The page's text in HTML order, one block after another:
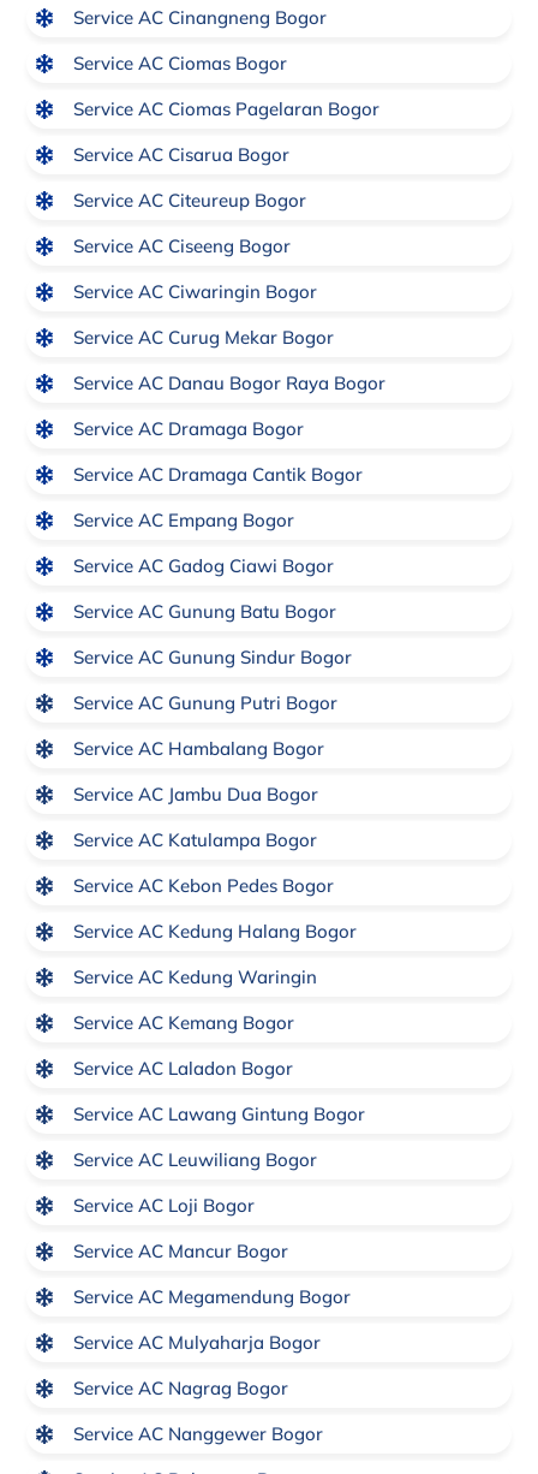
Service AC Cinangneng Bogor
Service AC Ciomas Bogor
Service AC Ciomas Pagelaran Bogor
Service AC Cisarua Bogor
Service AC Citeureup Bogor
Service AC Ciseeng Bogor
Service AC Ciwaringin Bogor
Service AC Curug Mekar Bogor
Service AC Danau Bogor Raya Bogor
Service AC Dramaga Bogor
Service AC Dramaga Cantik Bogor
Service AC Empang Bogor
Service AC Gadog Ciawi Bogor
Service AC Gunung Batu Bogor
Service AC Gunung Sindur Bogor
Service AC Gunung Putri Bogor
Service AC Hambalang Bogor
Service AC Jambu Dua Bogor
Service AC Katulampa Bogor
Service AC Kebon Pedes Bogor
Service AC Kedung Halang Bogor
Service AC Kedung Waringin
Service AC Kemang Bogor
Service AC Laladon Bogor
Service AC Lawang Gintung Bogor
Service AC Leuwiliang Bogor
Service AC Loji Bogor
Service AC Mancur Bogor
Service AC Megamendung Bogor
Service AC Mulyaharja Bogor
Service AC Nagrag Bogor
Service AC Nanggewer Bogor